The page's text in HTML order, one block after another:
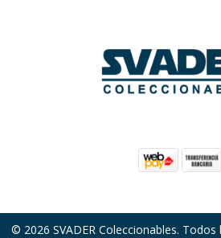
© 2026 SVADER Coleccionables.